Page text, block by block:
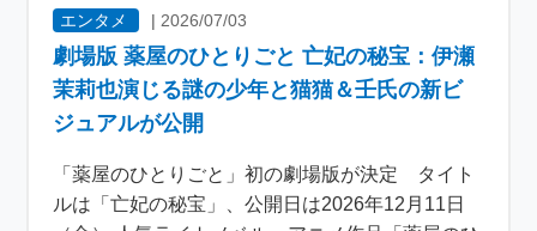
エンタメ | 2026/07/03
劇場版 薬屋のひとりごと 亡妃の秘宝：伊瀬
茉莉也演じる謎の少年と猫猫＆壬氏の新ビ
ジュアルが公開
「薬屋のひとりごと」初の劇場版が決定 タイト
ルは「亡妃の秘宝」、公開日は2026年12月11日